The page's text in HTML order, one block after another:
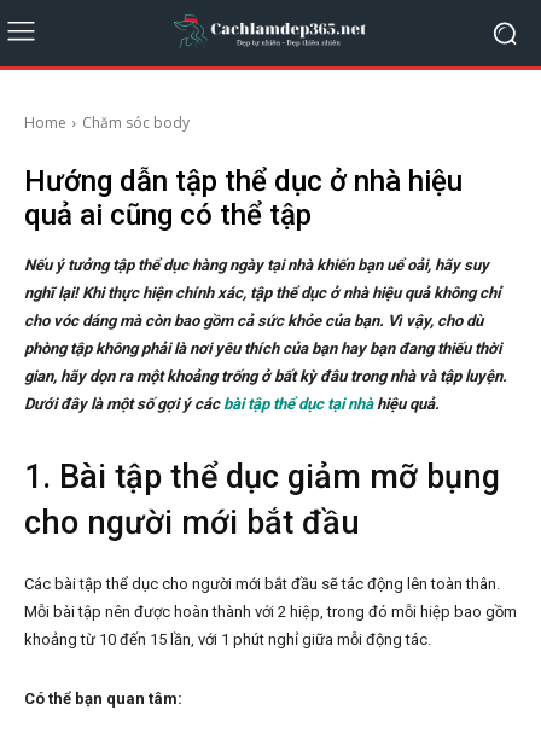
Home Chăm sóc body
Hướng dẫn tập thể dục ở nhà hiệu
quả ai cũng có thể tập
Nếu ý tưởng tập thể dục hàng ngày tại nhà khiến bạn uể oải, hãy suy
nghĩ lại! Khi thực hiện chính xác, tập thể dục ở nhà hiệu quả không chỉ
cho vóc dáng mà còn bao gồm cả sức khỏe của bạn. Vì vậy, cho dù
phòng tập không phải là nơi yêu thích của bạn hay bạn đang thiếu thời
gian, hãy dọn ra một khoảng trống ở bất kỳ đâu trong nhà và tập luyện.
Dưới đây là một số gợi ý cácbài tập thể dục tại nhàhiệu quả.
1. Bài tập thể dục giảm mỡ bụng
cho người mới bắt đầu
Các bài tập thể dục cho người mới bắt đầu sẽ tác động lên toàn thân.
Mỗi bài tập nên được hoàn thành với 2 hiệp, trong đó mỗi hiệp bao gồm
khoảng từ 10 đến 15 lần, với 1 phút nghỉ giữa mỗi động tác.
Có thể bạn quan tâm: